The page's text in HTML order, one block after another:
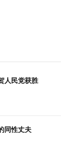
人民党获胜
同性丈夫